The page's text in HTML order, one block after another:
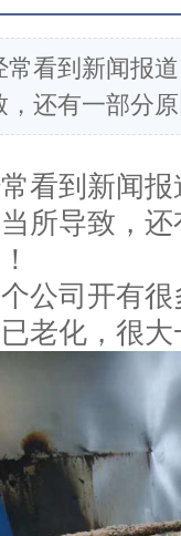
常看到新闻报
，还有一部分
看到新闻
所导致，
公司开有
老化，很